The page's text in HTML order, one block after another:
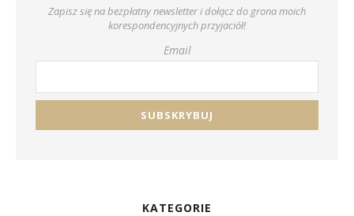
Zapisz się na bezpłatny newsletter i dołącz do grona moich
korespondencyjnych przyjaciół!
Email
KATEGORIE